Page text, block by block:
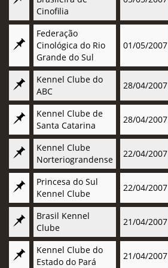
Cinofilia
Federação
Cinológica do Rio
Grande do Sul
01/05/2007
Kennel Clube do
ABC
28/04/2007
Kennel Clube de
Santa Catarina
28/04/2007
Kennel Clube
Norteriograndense
22/04/2007
Princesa do Sul
Kennel Clube
22/04/2007
Brasil Kennel
Clube
21/04/2007
Kennel Clube do
Estado do Pará
21/04/2007